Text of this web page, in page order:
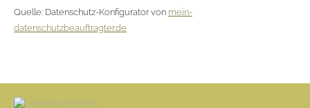
Quelle: Datenschutz-Konfigurator von mein-
datenschutzbeauftragter.de